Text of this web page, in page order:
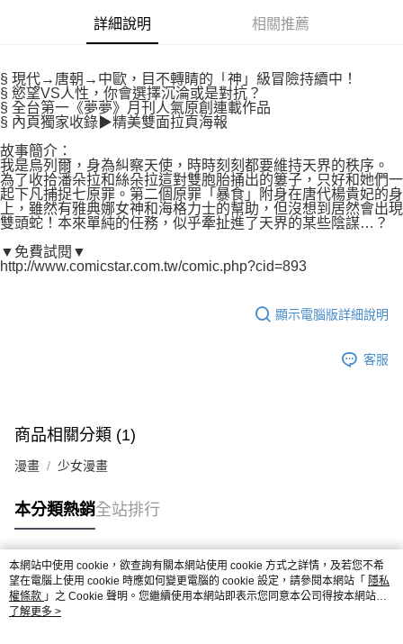
詳細說明 相關推薦
§ 現代→唐朝→中歐，目不轉睛的「神」級冒險持續中！
§ 慾望VS人性，你會選擇沉淪或是對抗？
§ 全台第一《夢夢》月刊人氣原創連載作品
§ 內頁獨家收錄▶精美雙面拉頁海報
故事簡介：
我是烏列爾，身為糾察天使，時時刻刻都要維持天界的秩序。
為了收拾潘朵拉和絲朵拉這對雙胞胎捅出的簍子，只好和她們一
起下凡捕捉七原罪。第二個原罪「暴食」附身在唐代楊貴妃的身
上，雖然有雅典娜女神和海格力士的幫助，但沒想到居然會出現
雙頭蛇！本來單純的任務，似乎牽扯進了天界的某些陰謀…？
▼免費試閱▼
http://www.comicstar.com.tw/comic.php?cid=893
顯示電腦版詳細說明
客服
商品相關分類 (1)
漫畫 少女漫畫
本分類熱銷全站排行
熱門標籤
本網站中使用 cookie，欲查詢有關本網站使用 cookie 方式之詳情，及若您不希
望在電腦上使用 cookie 時應如何變更電腦的 cookie 設定，請參閱本網站「 隱私
權條款 」之 Cookie 聲明。您繼續使用本網站即表示您同意本公司得按本網站使
用條款之 Cookie 聲明使用 cookie。
了解更多 >